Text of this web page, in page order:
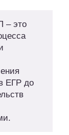
– это
ЕГР до